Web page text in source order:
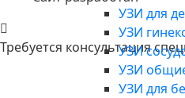
УЗИ для
УЗИ
УЗИ
УЗИ
УЗИ для
Требуется консультация